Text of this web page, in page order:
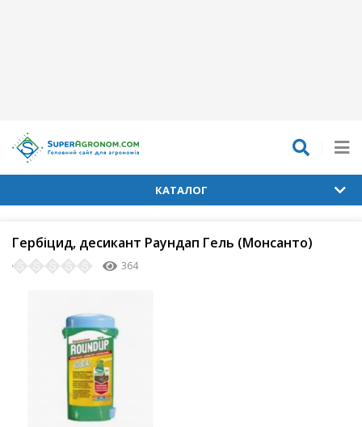
КАТАЛОГ
Гербіцид, десикант Раундап Гель (Монсанто)
364